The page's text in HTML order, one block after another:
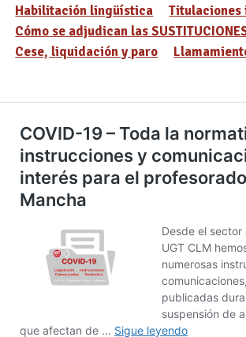
Habilitación lingüística
Cómo se adjudican las
Cese, liquidación y paro